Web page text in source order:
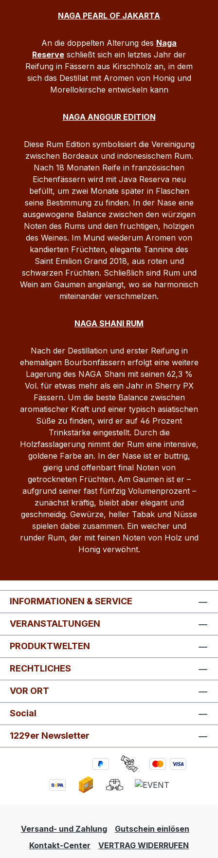
NAGA PEARL OF JAKARTA
An die doppelten Alterung des Naga
Reserve schließt sich ein letztes Jahr der
Reifung in Fässern aus Kirschholz an, in dem
sich das Destillat mit Aromen von Honig und
Morellokirsche entwickeln kann
NAGA ANGGUR EDITION
Diese Rum Edition symbolisiert die Vereinigung
zwischen Bordeaux und indonesischem Rum.
Nach 18 Monaten Reife in französischen
Eichenfässern wird mit Java Reserva neu
befüllt, um zwei Monate später in Flaschen
seine Bestimmung zu finden. In der Nase eine
ausgewogene Balance zwischen den würzigen
Noten des Rums und den fruchtigen, holzigen
des Weines. Im Mund wiederum Aromen von
kandierten Früchten, elegante Tannine des
Saint Emilion Grand 2018, aus roten und
schwarzen Früchten. Schließlich sind Rum und
Wein am Gaumen angelangt, wo sie harmonisch
miteinander verschmelzen.
NAGA SHANI RUM
Nach der Destillation und erster Reifung in
ehemaligen Bourbonfässern erfolgt eine weitere
Lagerung des NAGA Shani mit seinen 62,3 %
Vol. für etwas mehr als ein Jahr in Sherry PX
Fässern. Um die beste Balance zwischen
aromatischer Kraft und einer typisch asiatischen
Süße zu finden, wird er auf 46 Prozent
Trinkstärke eingestellt. Durch die
Holzfasslagerung nimmt der Rum eine intensive,
goldene Farbe an. In der Nase ist er buttrig,
gierig und offenbart final Noten von
getrockneten Früchten. Am Gaumen ist er –
aufgrund seiner fast fünfzig Volumenprozent –
zunächst kräftig, bleibt aber elegant und
geschmeidig. Gewürze, heller Tabak und Nüsse
spielen dabei zusammen. Ein weicher und
runder Rum, der mit feinen Noten von Holz und
Honig verwöhnt.
INFORMATIONEN & SERVICE
VERANSTALTUNGEN
PRODUKTWELTEN
RECHTLICHES
VOR ORT
Social
1229er Newsletter
Versand- und Zahlung
Gutschein einlösen
Kontakt-Center
VERTRAG WIDERRUFEN